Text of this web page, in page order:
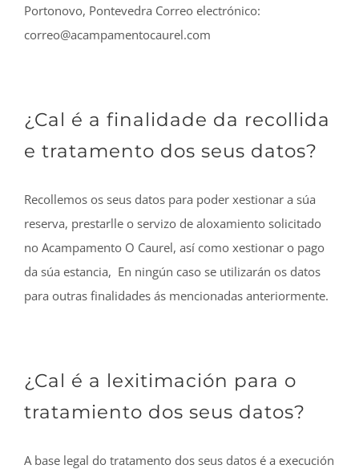
Portonovo, Pontevedra Correo electrónico:
correo@acampamentocaurel.com
¿Cal é a finalidade da recollida
e tratamento dos seus datos?
Recollemos os seus datos para poder xestionar a súa
reserva, prestarlle o servizo de aloxamiento solicitado
no Acampamento O Caurel, así como xestionar o pago
da súa estancia, En ningún caso se utilizarán os datos
para outras finalidades ás mencionadas anteriormente.
¿Cal é a lexitimación para o
tratamiento dos seus datos?
A base legal do tratamento dos seus datos é a execución